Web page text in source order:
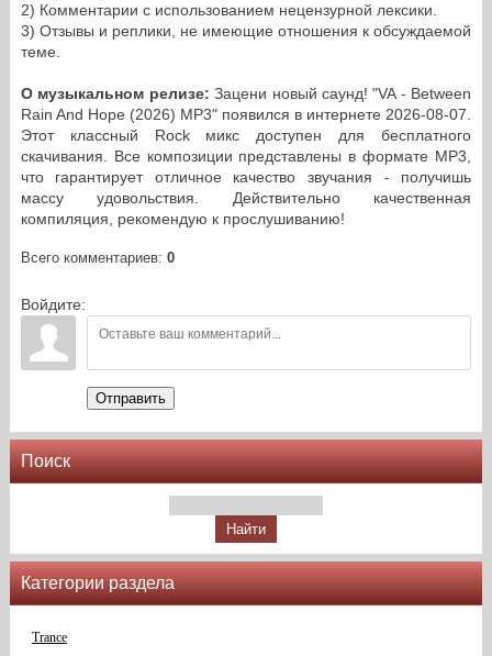
2) Комментарии с использованием нецензурной лексики.
3) Отзывы и реплики, не имеющие отношения к обсуждаемой
теме.
О музыкальном релизе: Зацени новый саунд! "VA - Between
Rain And Hope (2026) MP3" появился в интернете 2026-08-07.
Этот классный Rock микс доступен для бесплатного
скачивания. Все композиции представлены в формате MP3,
что гарантирует отличное качество звучания - получишь
массу удовольствия. Действительно качественная
компиляция, рекомендую к прослушиванию!
Всего комментариев: 0
Войдите:
Отправить
Поиск
Категории раздела
Trance